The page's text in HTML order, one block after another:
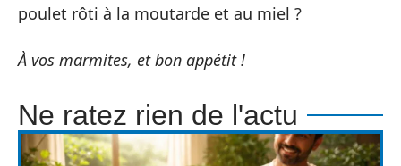
poulet rôti à la moutarde et au miel ?
À vos marmites, et bon appétit !
Ne ratez rien de l'actu